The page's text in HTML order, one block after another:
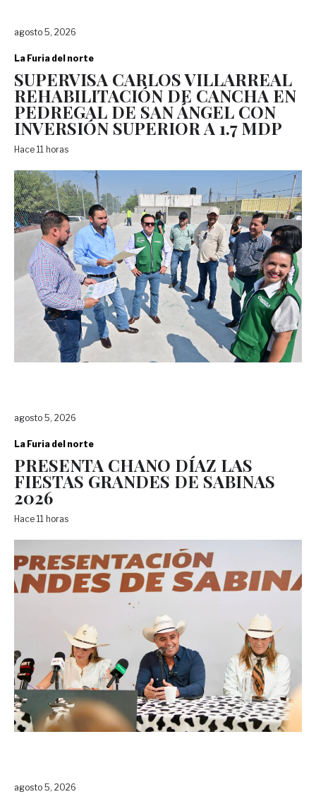
agosto 5, 2026
La Furia del norte
SUPERVISA CARLOS VILLARREAL
REHABILITACIÓN DE CANCHA EN
PEDREGAL DE SAN ÁNGEL CON
INVERSIÓN SUPERIOR A 1.7 MDP
Hace 11 horas
agosto 5, 2026
La Furia del norte
PRESENTA CHANO DÍAZ LAS
FIESTAS GRANDES DE SABINAS
2026
Hace 11 horas
agosto 5, 2026